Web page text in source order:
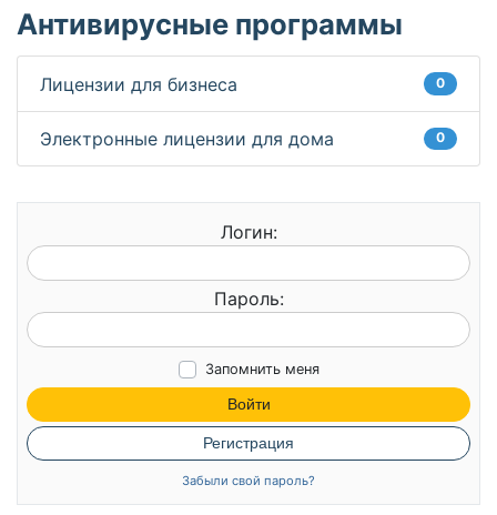
Антивирусные программы
Лицензии для бизнеса 0
Электронные лицензии для дома 0
Логин:
Пароль:
Запомнить меня
Войти
Регистрация
Забыли свой пароль?